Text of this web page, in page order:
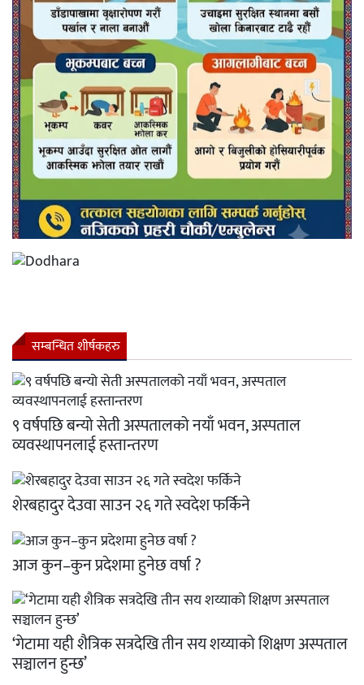
सम्बन्धित शीर्षकहरु
९ वर्षपछि बन्यो सेती अस्पतालको नयाँ भवन, अस्पताल
व्यवस्थापनलाई हस्तान्तरण
शेरबहादुर देउवा साउन २६ गते स्वदेश फर्किने
आज कुन–कुन प्रदेशमा हुनेछ वर्षा ?
‘गेटामा यही शैत्रिक सत्रदेखि तीन सय शय्याको शिक्षण अस्पताल
सञ्चालन हुन्छ’